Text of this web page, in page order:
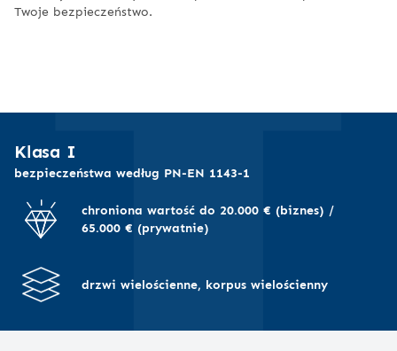
Twoje bezpieczeństwo.
Klasa I
bezpieczeństwa według PN-EN 1143-1
chroniona wartość do 20.000 € (biznes) /
65.000 € (prywatnie)
drzwi wielościenne, korpus wielościenny